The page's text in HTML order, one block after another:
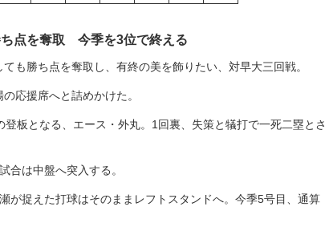
ち点を奪取 今季を3位で終える
も勝ち点を奪取し、有終の美を飾りたい、対早大三回戦。
応援席へと詰めかけた。
板となる、エース・外丸。1回裏、失策と犠打で一死二塁とさ
合は中盤へ突入する。
が捉えた打球はそのままレフトスタンドへ。今季5号目、通算